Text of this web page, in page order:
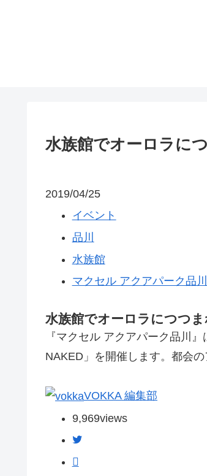
水族館でオーロラに
2019/04/25
イベント
品川
水族館
マクセル アクアパーク品川
水族館でオーロラにつつ
『マクセル アクアパーク品川
NAKED」を開催します。都会
VOKKA 編集部
9,969views